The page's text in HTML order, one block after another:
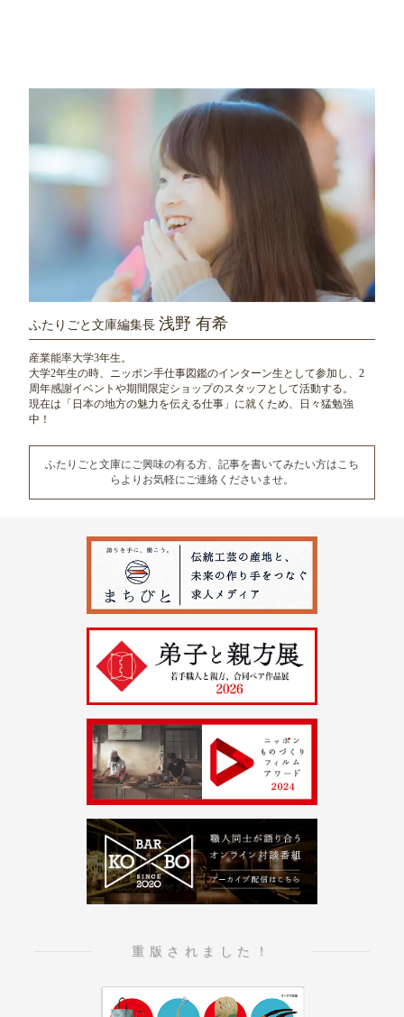
ふたりごと文庫編集長浅野 有希
産業能率大学3年生。
大学2年生の時、ニッポン手仕事図鑑のインターン生として参加し、2
周年感謝イベントや期間限定ショップのスタッフとして活動する。
現在は「日本の地方の魅力を伝える仕事」に就くため、日々猛勉強
中！
ふたりごと文庫にご興味の有る方、記事を書いてみたい方は こち
らよりお気軽にご連絡くださいませ。
重版されました！